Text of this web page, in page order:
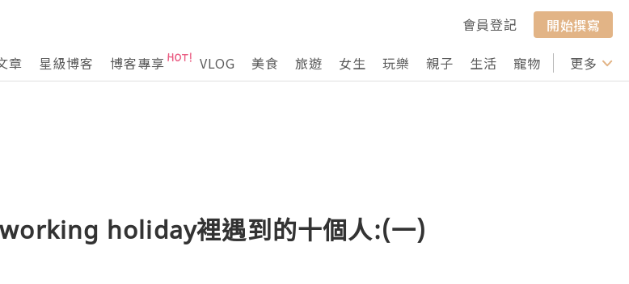
會員登記
開始撰寫
章 星級博客 博客專享 VLOG 美食 旅遊 女生 玩樂 親子 生活 寵物 行山 打卡
更多
holiday裡遇到的十個人:(一)